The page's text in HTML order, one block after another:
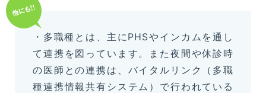
・多職種とは、主にPHSやインカムを通し
て連携を図っています。また夜間や休診時
の医師との連携は、バイタルリンク（多職
種連携情報共有システム）で行われている